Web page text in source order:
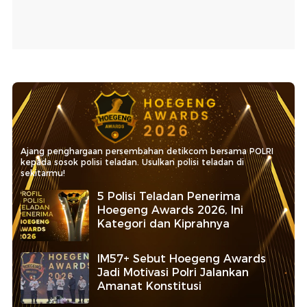
Ajang penghargaan persembahan detikcom bersama POLRI
kepada sosok polisi teladan. Usulkan polisi teladan di
sekitarmu!
5 Polisi Teladan Penerima
Hoegeng Awards 2026, Ini
Kategori dan Kiprahnya
IM57+ Sebut Hoegeng Awards
Jadi Motivasi Polri Jalankan
Amanat Konstitusi